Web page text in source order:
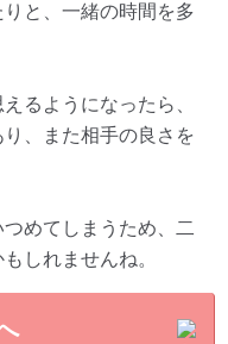
と、一緒の時間を多
るようになったら、
、また相手の良さを
めてしまうため、二
しれませんね。